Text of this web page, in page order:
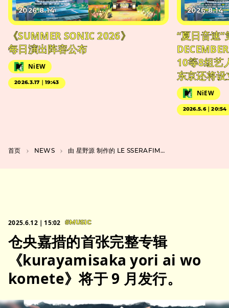
2026.8.14
《SUMMER SONIC 2026》
每日演出阵容公布
NiEW
2026.3.17｜19:43
2026.8.14
“夏日音速
DECEMBER
10等8组艺
东京还将
NiEW
2026.5.6｜20:54
首页 NEWS 由 星野源 制作的 LE SSERAFIM 新歌是 Netflix 的《My Melody & Kuromi》的主题曲。
2025.6.12｜15:02 #MUSIC
仓央嘉措的首张完整专辑
《kurayamisaka yori ai wo
komete》将于 9 月发行。